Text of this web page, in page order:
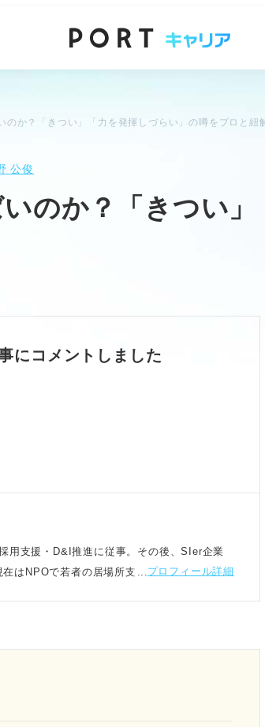
のか？「きつい」「力を発揮しづらい」の噂をプロと紐
公俊
のか？「きつい
にコメントしました
用支援・D&I推進に従事。その後、SIer企業
はNPOで若者の居場所支援やケアに取り組む
プロフィール詳細